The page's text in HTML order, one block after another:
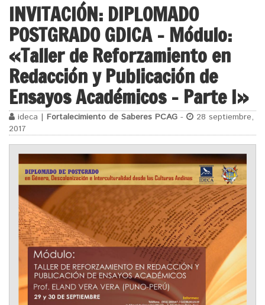
INVITACIÓN: DIPLOMADO
POSTGRADO GDICA – Módulo:
«Taller de Reforzamiento en
Redacción y Publicación de
Ensayos Académicos – Parte I»
ideca | Fortalecimiento de Saberes PCAG -
28 septiembre,
2017